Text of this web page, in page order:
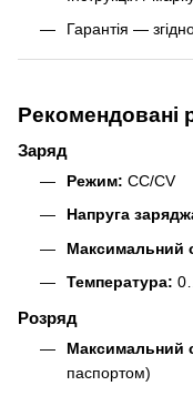
Гарантія —
Рекомендовані
Заряд
Режим: CC/CV
Напруга
Максимальний
Температура:
Розряд
Максимальний
паспортом)